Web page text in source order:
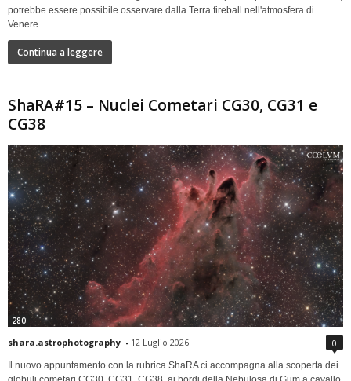
potrebbe essere possibile osservare dalla Terra fireball nell'atmosfera di
Venere.
Continua a leggere
ShaRA#15 – Nuclei Cometari CG30, CG31 e
CG38
280
shara.astrophotography - 12 Luglio 2026 0
Il nuovo appuntamento con la rubrica ShaRA ci accompagna alla scoperta dei